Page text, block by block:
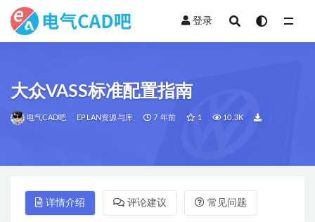
登录
大众VASS标准配置指南
电气CAD吧 EPLAN资源与库 7 年前 1 10.3K
详情介绍 评论建议 常见问题